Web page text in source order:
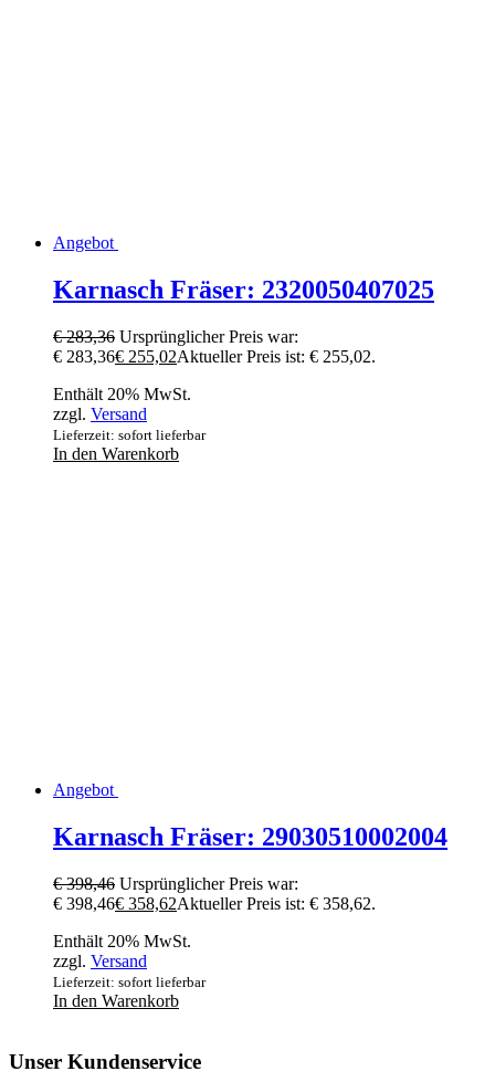
Angebot
Karnasch Fräser: 2320050407025
€283,36 Ursprünglicher Preis war:
€ 283,36€ 255,02Aktueller Preis ist: € 255,02.
Enthält 20% MwSt.
zzgl. Versand
Lieferzeit: sofort lieferbar
In den Warenkorb
Angebot
Karnasch Fräser: 29030510002004
€398,46 Ursprünglicher Preis war:
€ 398,46€ 358,62Aktueller Preis ist: € 358,62.
Enthält 20% MwSt.
zzgl. Versand
Lieferzeit: sofort lieferbar
In den Warenkorb
Unser Kundenservice